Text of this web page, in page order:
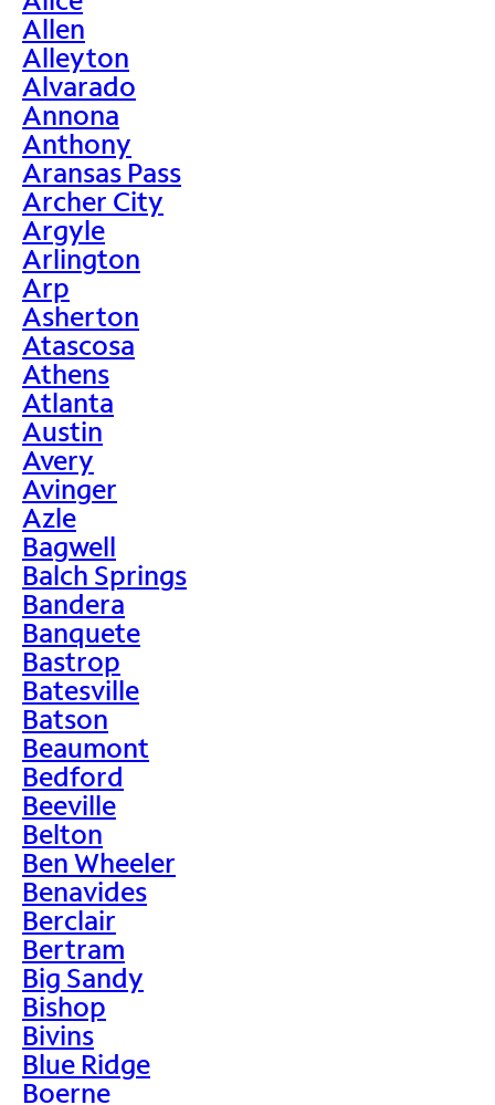
Allen
Alleyton
Alvarado
Annona
Anthony
Aransas Pass
Archer City
Argyle
Arlington
Arp
Asherton
Atascosa
Athens
Atlanta
Austin
Avery
Avinger
Azle
Bagwell
Balch Springs
Bandera
Banquete
Bastrop
Batesville
Batson
Beaumont
Bedford
Beeville
Belton
Ben Wheeler
Benavides
Berclair
Bertram
Big Sandy
Bishop
Bivins
Blue Ridge
Boerne